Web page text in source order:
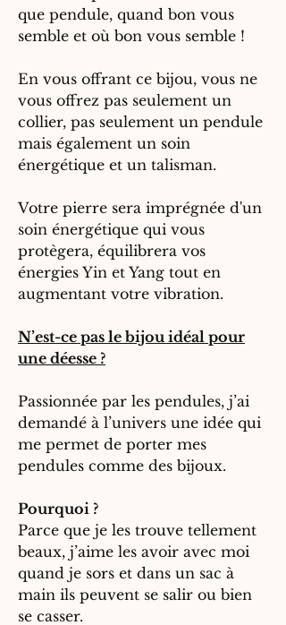
que pendule, quand bon vous
semble et où bon vous semble !
En vous offrant ce bijou, vous ne
vous offrez pas seulement un
collier, pas seulement un pendule
mais également un soin
énergétique et un talisman.
Votre pierre sera imprégnée d'un
soin énergétique qui vous
protègera, équilibrera vos
énergies Yin et Yang tout en
augmentant votre vibration.
N’est-ce pas le bijou idéal pour
une déesse ?
Passionnée par les pendules, j’ai
demandé à l’univers une idée qui
me permet de porter mes
pendules comme des bijoux.
Pourquoi ?
Parce que je les trouve tellement
beaux, j’aime les avoir avec moi
quand je sors et dans un sac à
main ils peuvent se salir ou bien
se casser.